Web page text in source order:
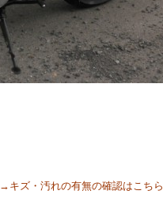
→キズ・汚れの有無の確認はこちら